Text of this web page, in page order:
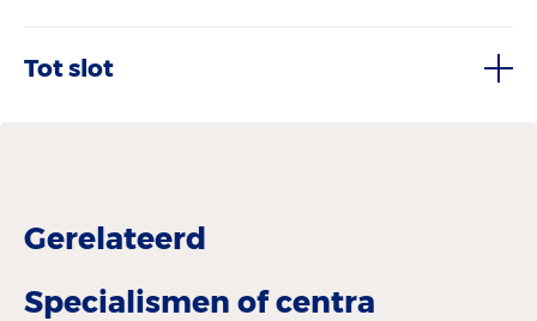
Tot slot
Gerelateerd
Specialismen of centra